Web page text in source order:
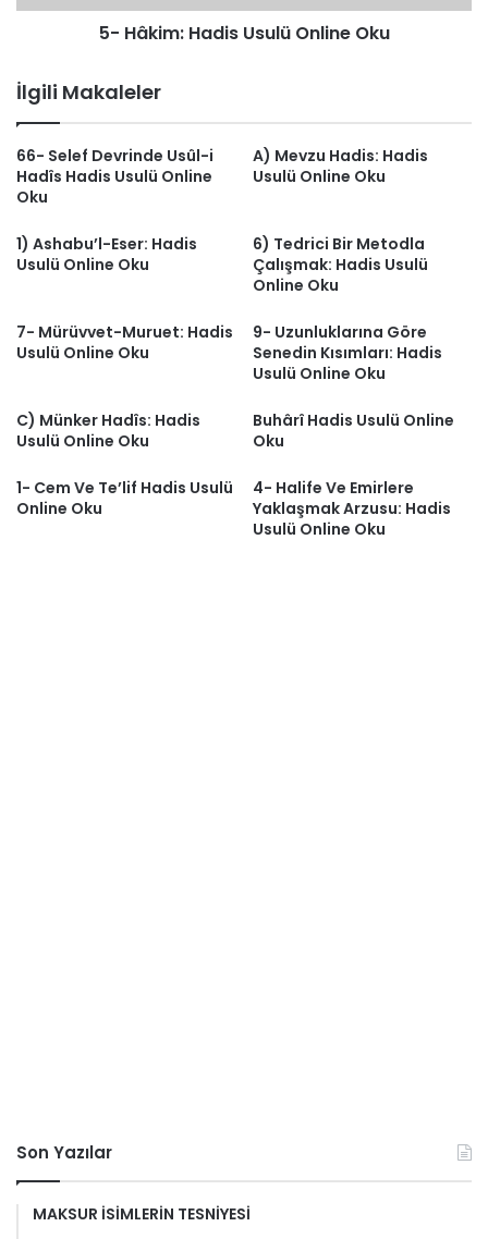
5- Hâkim: Hadis Usulü Online Oku
İlgili Makaleler
66- Selef Devrinde Usûl-i
Hadîs Hadis Usulü Online
Oku
A) Mevzu Hadis: Hadis
Usulü Online Oku
1) Ashabu’l-Eser: Hadis
Usulü Online Oku
6) Tedrici Bir Metodla
Çalışmak: Hadis Usulü
Online Oku
7- Mürüvvet-Muruet: Hadis
Usulü Online Oku
9- Uzunluklarına Göre
Senedin Kısımları: Hadis
Usulü Online Oku
C) Münker Hadîs: Hadis
Usulü Online Oku
Buhârî Hadis Usulü Online
Oku
1- Cem Ve Te’lif Hadis Usulü
Online Oku
4- Halife Ve Emirlere
Yaklaşmak Arzusu: Hadis
Usulü Online Oku
Son Yazılar
MAKSUR İSİMLERİN TESNİYESİ